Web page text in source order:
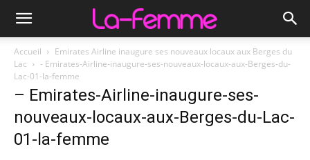
Accueil
Emirates Airline inaugure ses nouveaux locaux aux Berges du
Lac
- Emirates-Airline-inaugure-ses-nouveaux-locaux-aux-Berges-du-
Lac-01-la-femme
– Emirates-Airline-inaugure-ses-
nouveaux-locaux-aux-Berges-du-Lac-
01-la-femme